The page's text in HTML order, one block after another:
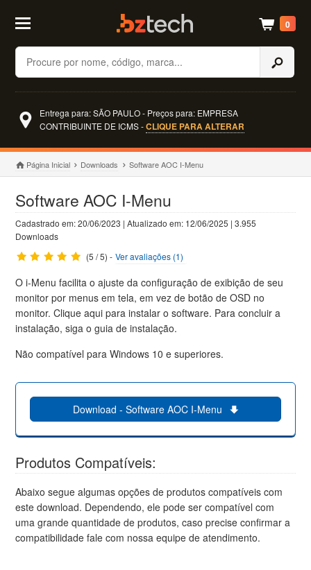
Buscar
0
Entrega para: SÃO PAULO - Preços para: EMPRESA
CONTRIBUINTE DE ICMS -CLIQUE PARA ALTERAR
Página Inicial Downloads Software AOC I-Menu
Software AOC I-Menu
Cadastrado em: 20/06/2023 | Atualizado em: 12/06/2025 | 3.955
Downloads
(5 / 5) - Ver avaliações (1)
O i-Menu facilita o ajuste da configuração de exibição de seu
monitor por menus em tela, em vez de botão de OSD no
monitor. Clique aqui para instalar o software. Para concluir a
instalação, siga o guia de instalação.
Não compatível para Windows 10 e superiores.
Download - Software AOC I-Menu
Produtos Compatíveis:
Abaixo segue algumas opções de produtos compatíveis com
este download. Dependendo, ele pode ser compatível com
uma grande quantidade de produtos, caso precise confirmar a
compatibilidade fale com nossa equipe de atendimento.